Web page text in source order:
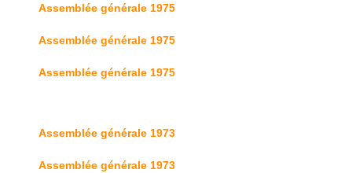
Assemblée générale 1975
Assemblée générale 1975
Assemblée générale 1975
Assemblée générale 1973
Assemblée générale 1973